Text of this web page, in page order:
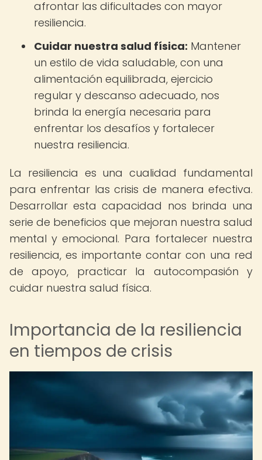
afrontar las dificultades con mayor
resiliencia.
Cuidar nuestra salud física: Mantener
un estilo de vida saludable, con una
alimentación equilibrada, ejercicio
regular y descanso adecuado, nos
brinda la energía necesaria para
enfrentar los desafíos y fortalecer
nuestra resiliencia.
La resiliencia es una cualidad fundamental
para enfrentar las crisis de manera efectiva.
Desarrollar esta capacidad nos brinda una
serie de beneficios que mejoran nuestra salud
mental y emocional. Para fortalecer nuestra
resiliencia, es importante contar con una red
de apoyo, practicar la autocompasión y
cuidar nuestra salud física.
Importancia de la resiliencia
en tiempos de crisis